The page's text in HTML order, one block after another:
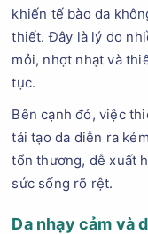
khiến tế bào da
thiết. Đây là lý do
mỏi, nhợt nhạt và
tục.
Bên cạnh đó, việc
tái tạo da diễn ra
tổn thương, dễ xuất
sức sống rõ rệt.
Da nhạy cảm và